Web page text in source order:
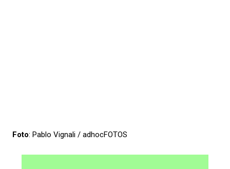
Foto: Pablo Vignali / adhocFOTOS